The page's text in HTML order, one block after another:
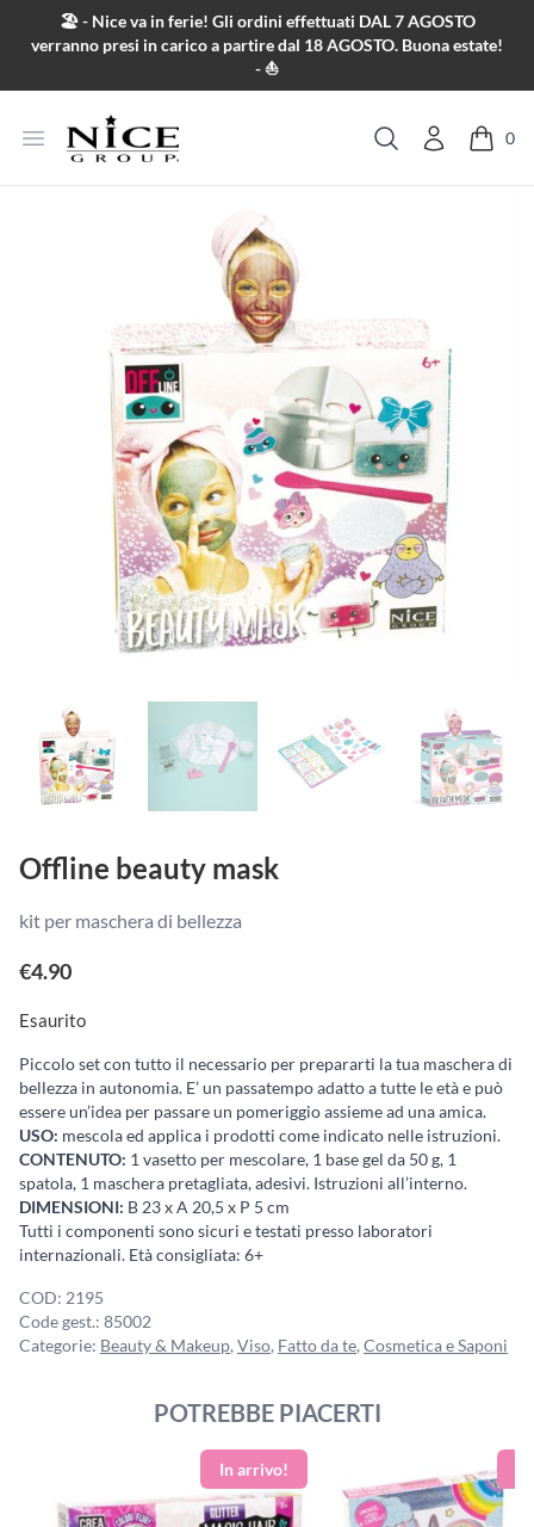
Salta al contenuto
🏖️ - Nice va in ferie! Gli ordini effettuati DAL 7 AGOSTO
verranno presi in carico a partire dal 18 AGOSTO. Buona estate!
- ⛵
Apri menu
Cerca
0
Offline beauty mask
kit per maschera di bellezza
€4.90
Esaurito
Piccolo set con tutto il necessario per prepararti la tua maschera di
bellezza in autonomia. E’ un passatempo adatto a tutte le età e può
essere un’idea per passare un pomeriggio assieme ad una amica.
USO: mescola ed applica i prodotti come indicato nelle istruzioni.
CONTENUTO: 1 vasetto per mescolare, 1 base gel da 50 g, 1
spatola, 1 maschera pretagliata, adesivi. Istruzioni all’interno.
DIMENSIONI: B 23 x A 20,5 x P 5 cm
Tutti i componenti sono sicuri e testati presso laboratori
internazionali. Età consigliata: 6+
COD: 2195
Code gest.: 85002
Categorie: Beauty & Makeup, Viso, Fatto da te, Cosmetica e Saponi
POTREBBE PIACERTI